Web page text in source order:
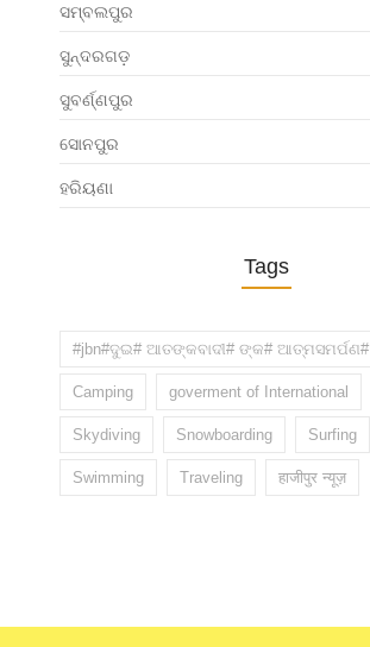
ସମ୍ବଲପୁର
ସୁନ୍ଦରଗଡ଼
ସୁବର୍ଣ୍ଣପୁର
ସୋନପୁର
ହରିୟଣା
Tags
#jbn#ଦୁଇ# ଆତଙ୍କବାଦୀ# ଙ୍କ# ଆତ୍ମସମର୍ପଣ#
Camping goverment of International
Skydiving Snowboarding Surfing
Swimming Traveling हाजीपुर न्यूज़